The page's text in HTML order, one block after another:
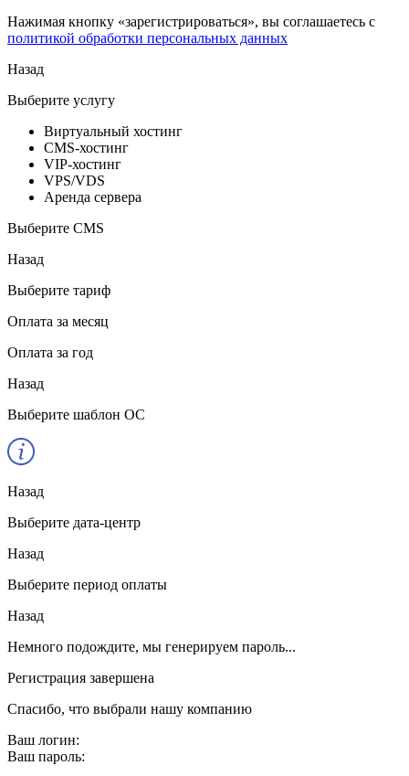
Нажимая кнопку «зарегистрироваться», вы соглашаетесь с
политикой обработки персональных данных
Назад
Выберите услугу
Виртуальный хостинг
CMS-хостинг
VIP-хостинг
VPS/VDS
Аренда сервера
Выберите CMS
Назад
Выберите тариф
Оплата за месяц
Оплата за год
Назад
Выберите шаблон ОС
Назад
Выберите дата-центр
Назад
Выберите период оплаты
Назад
Немного подождите, мы генерируем пароль...
Регистрация завершена
Спасибо, что выбрали нашу компанию
Ваш логин:
Ваш пароль: